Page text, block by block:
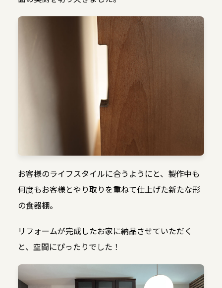
お客様のライフスタイルに合うようにと、製作中も
何度もお客様とやり取りを重ねて仕上げた新たな形
の食器棚。
リフォームが完成したお家に納品させていただく
と、空間にぴったりでした！